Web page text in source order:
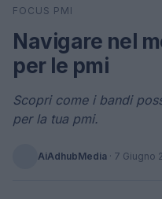
Cerca
FOCUS PMI
Navigare nel
per le pmi
Scopri come i bandi
per la tua pmi.
AiAdhubMedia · 7 Giugno